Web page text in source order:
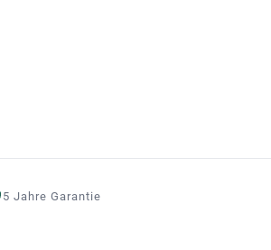
5 Jahre Garantie